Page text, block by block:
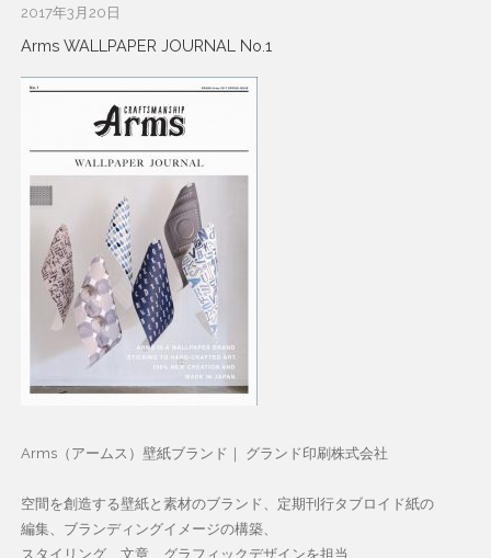
2017年3月20日
Arms WALLPAPER JOURNAL No.1
Arms（アームス）壁紙ブランド｜ グランド印刷株式会社
空間を創造する壁紙と素材のブランド、定期刊行タブロイド紙の
編集、ブランディングイメージの構築、
スタイリング、文章、グラフィックデザインを担当